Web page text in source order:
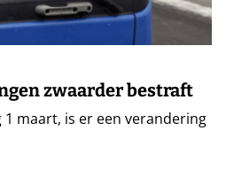
zwaarder bestraft
1 maart, is er een verandering